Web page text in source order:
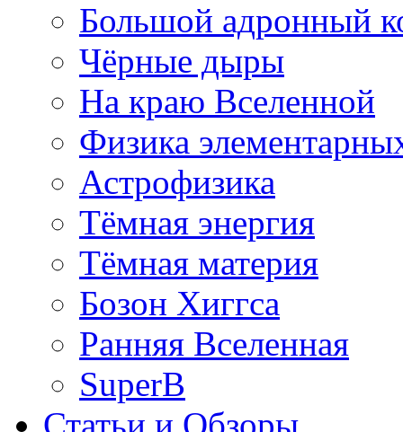
Большой адронный
Чёрные дыры
На краю Вселенной
Физика
Астрофизика
Тёмная энергия
Тёмная материя
Бозон Хиггса
Ранняя Вселенная
SuperB